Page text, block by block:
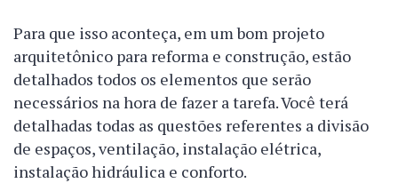
Para que isso aconteça, em um bom projeto
arquitetônico para reforma e construção, estão
detalhados todos os elementos que serão
necessários na hora de fazer a tarefa. Você terá
detalhadas todas as questões referentes a divisão
de espaços, ventilação, instalação elétrica,
instalação hidráulica e conforto.